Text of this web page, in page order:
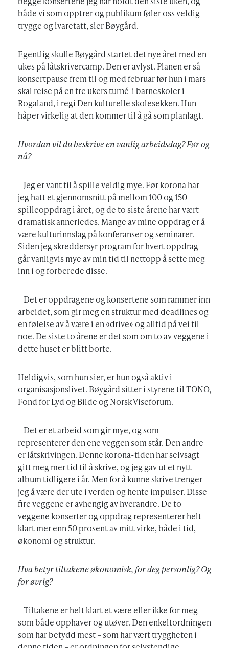
både vi som opptrer og publikum føler oss veldig
trygge og ivaretatt, sier Bøygård.
Egentlig skulle Bøygård startet det nye året med en
ukes på låtskrivercamp. Den er avlyst. Planen er så
konsertpause frem til og med februar før hun i mars
skal reise på en tre ukers turné i barneskoler i
Rogaland, i regi Den kulturelle skolesekken. Hun
håper virkelig at den kommer til å gå som planlagt.
Hvordan vil du beskrive en vanlig arbeidsdag? Før og
nå?
– Jeg er vant til å spille veldig mye. Før korona har
jeg hatt et gjennomsnitt på mellom 100 og 150
spilleoppdrag i året, og de to siste årene har vært
dramatisk annerledes. Mange av mine oppdrag er å
være kulturinnslag på konferanser og seminarer.
Siden jeg skreddersyr program for hvert oppdrag
går vanligvis mye av min tid til nettopp å sette meg
inn i og forberede disse.
– Det er oppdragene og konsertene som rammer inn
arbeidet, som gir meg en struktur med deadlines og
en følelse av å være i en «drive» og alltid på vei til
noe. De siste to årene er det som om to av veggene i
dette huset er blitt borte.
Heldigvis, som hun sier, er hun også aktiv i
organisasjonslivet. Bøygård sitter i styrene til TONO,
Fond for Lyd og Bilde og Norsk Viseforum.
– Det er et arbeid som gir mye, og som
representerer den ene veggen som står. Den andre
er låtskrivingen. Denne korona-tiden har selvsagt
gitt meg mer tid til å skrive, og jeg gav ut et nytt
album tidligere i år. Men for å kunne skrive trenger
jeg å være der ute i verden og hente impulser. Disse
fire veggene er avhengig av hverandre. De to
veggene konserter og oppdrag representerer helt
klart mer enn 50 prosent av mitt virke, både i tid,
økonomi og struktur.
Hva betyr tiltakene økonomisk, for deg personlig? Og
for øvrig?
– Tiltakene er helt klart et være eller ikke for meg
som både opphaver og utøver. Den enkeltordningen
som har betydd mest – som har vært tryggheten i